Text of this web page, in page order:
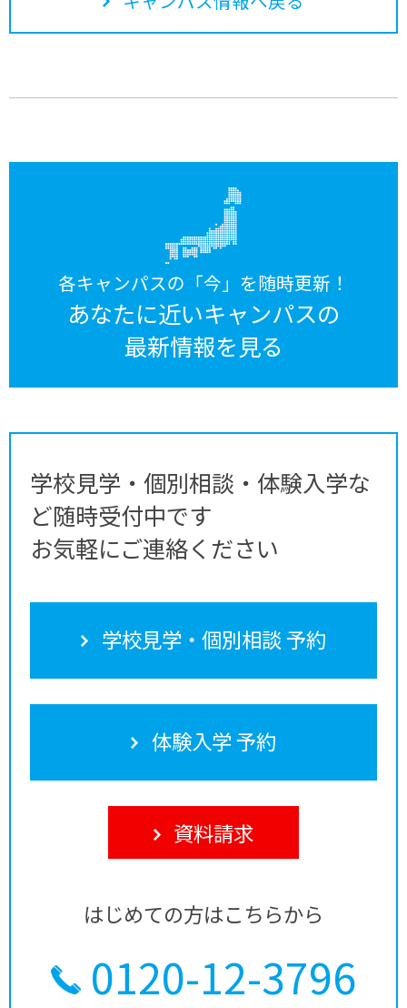
各キャンパスの「今」を随時更新！
あなたに近いキャンパスの
最新情報を見る
学校見学・個別相談・体験入学な
ど随時受付中です
お気軽にご連絡ください
学校見学・個別相談 予約
体験入学 予約
資料請求
はじめての方はこちらから
0120-12-3796